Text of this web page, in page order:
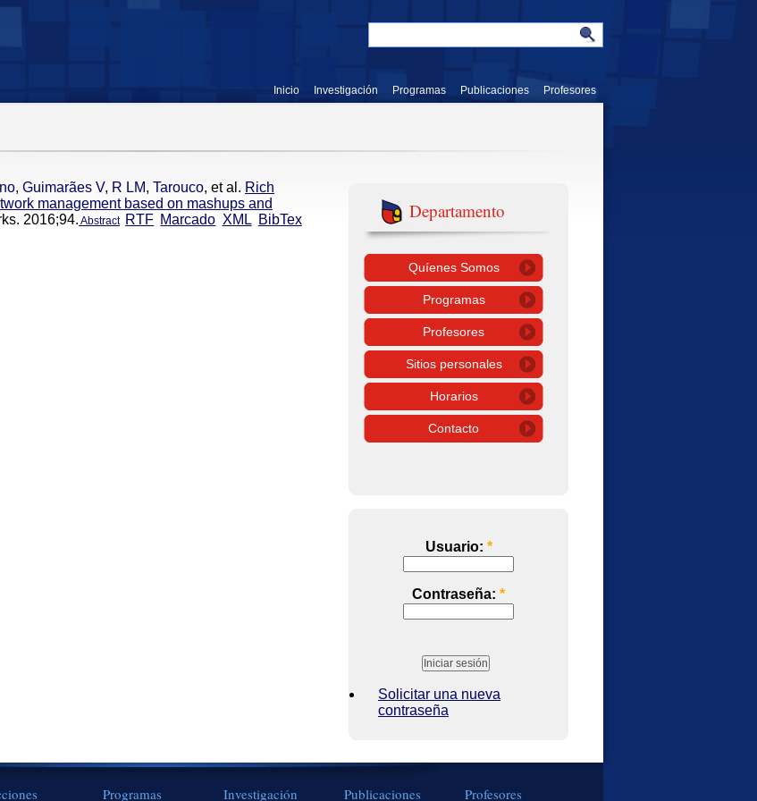
Inicio Investigación Programas Publicaciones Profesores
, Guimarães V, R LM, Tarouco, et al. Rich
management based on mashups and
2016;94. Abstract RTF Marcado XML BibTex
Departamento
Quíenes Somos
Programas
Profesores
Sitios personales
Horarios
Contacto
Usuario: *
Contraseña: *
Solicitar una nueva
contraseña
Programas Investigación Publicaciones Profesores